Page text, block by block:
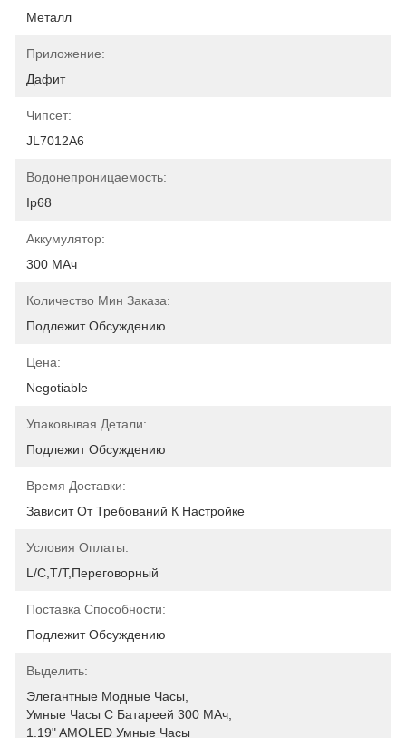
Металл
Приложение:
Дафит
Чипсет:
JL7012A6
Водонепроницаемость:
Ip68
Аккумулятор:
300 МАч
Количество Мин Заказа:
Подлежит Обсуждению
Цена:
Negotiable
Упаковывая Детали:
Подлежит Обсуждению
Время Доставки:
Зависит От Требований К Настройке
Условия Оплаты:
L/C,T/T,переговорный
Поставка Способности:
Подлежит Обсуждению
Выделить:
Элегантные Модные Часы
Умные Часы С Батареей 300 МАч
1.19" AMOLED Умные Часы